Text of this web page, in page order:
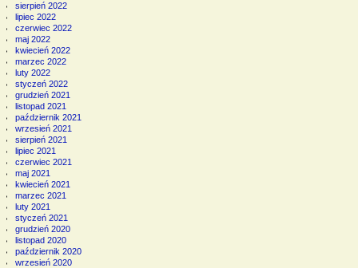
sierpień 2022
lipiec 2022
czerwiec 2022
maj 2022
kwiecień 2022
marzec 2022
luty 2022
styczeń 2022
grudzień 2021
listopad 2021
październik 2021
wrzesień 2021
sierpień 2021
lipiec 2021
czerwiec 2021
maj 2021
kwiecień 2021
marzec 2021
luty 2021
styczeń 2021
grudzień 2020
listopad 2020
październik 2020
wrzesień 2020